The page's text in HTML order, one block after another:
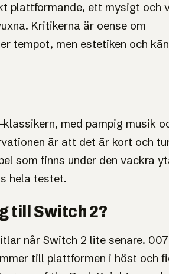
plattformande, ett mysigt och
Kritikerna är oense om
tempot, men estetiken och
med pampig musik
är att det är kort och
som finns under den vackra
hela testet.
till Switch 2?
når Switch 2 lite senare.
till plattformen i höst och